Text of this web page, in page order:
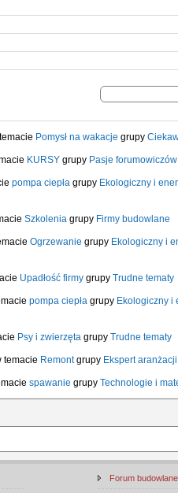
Pomysł na wakacje grupy
KURSY grupy Pasje forumowiczów
pompa ciepła grupy Ekologiczny i
Szkolenia grupy Firmy budowlane
Ogrzewanie grupy Ekologiczny i
Upadłość firmy grupy Trudne tematy
pompa ciepła grupy Ekologiczny i
Psy i zwierzęta grupy Trudne tematy
temacie Remontgrupy Ekspert
spawanie grupy Technologie i
Forum budowlane